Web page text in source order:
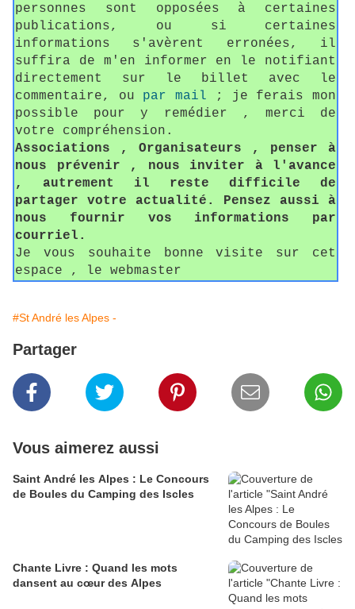
personnes sont opposées à certaines
publications, ou si certaines
informations s'avèrent erronées, il
suffira de m'en informer en le notifiant
directement sur le billet avec le
commentaire, ou par mail ; je ferais mon
possible pour y remédier , merci de
votre compréhension.
Associations , Organisateurs , penser à
nous prévenir , nous inviter à l'avance
, autrement il reste difficile de
partager votre actualité. Pensez aussi à
nous fournir vos informations par
courriel.
Je vous souhaite bonne visite sur cet
espace , le webmaster
#St André les Alpes -
Partager
Vous aimerez aussi
Saint André les Alpes : Le Concours
de Boules du Camping des Iscles
Chante Livre : Quand les mots
dansent au cœur des Alpes